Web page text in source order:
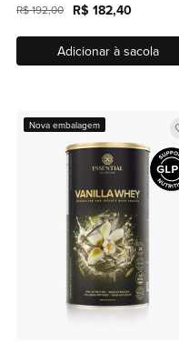
R$ 182,40
R$ 192,00
Adicionar à sacola
Nova embalagem